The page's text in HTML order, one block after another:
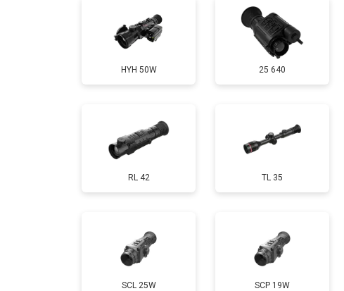
Ремонт или замена детектора
HYH 50W 25 640
RL 42 TL 35
SCL 25W SCP 19W